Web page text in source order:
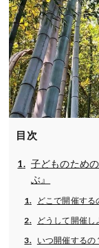
目次
子どものため
ぶ』
どこで開催する
どうして開催し
いつ開催するの